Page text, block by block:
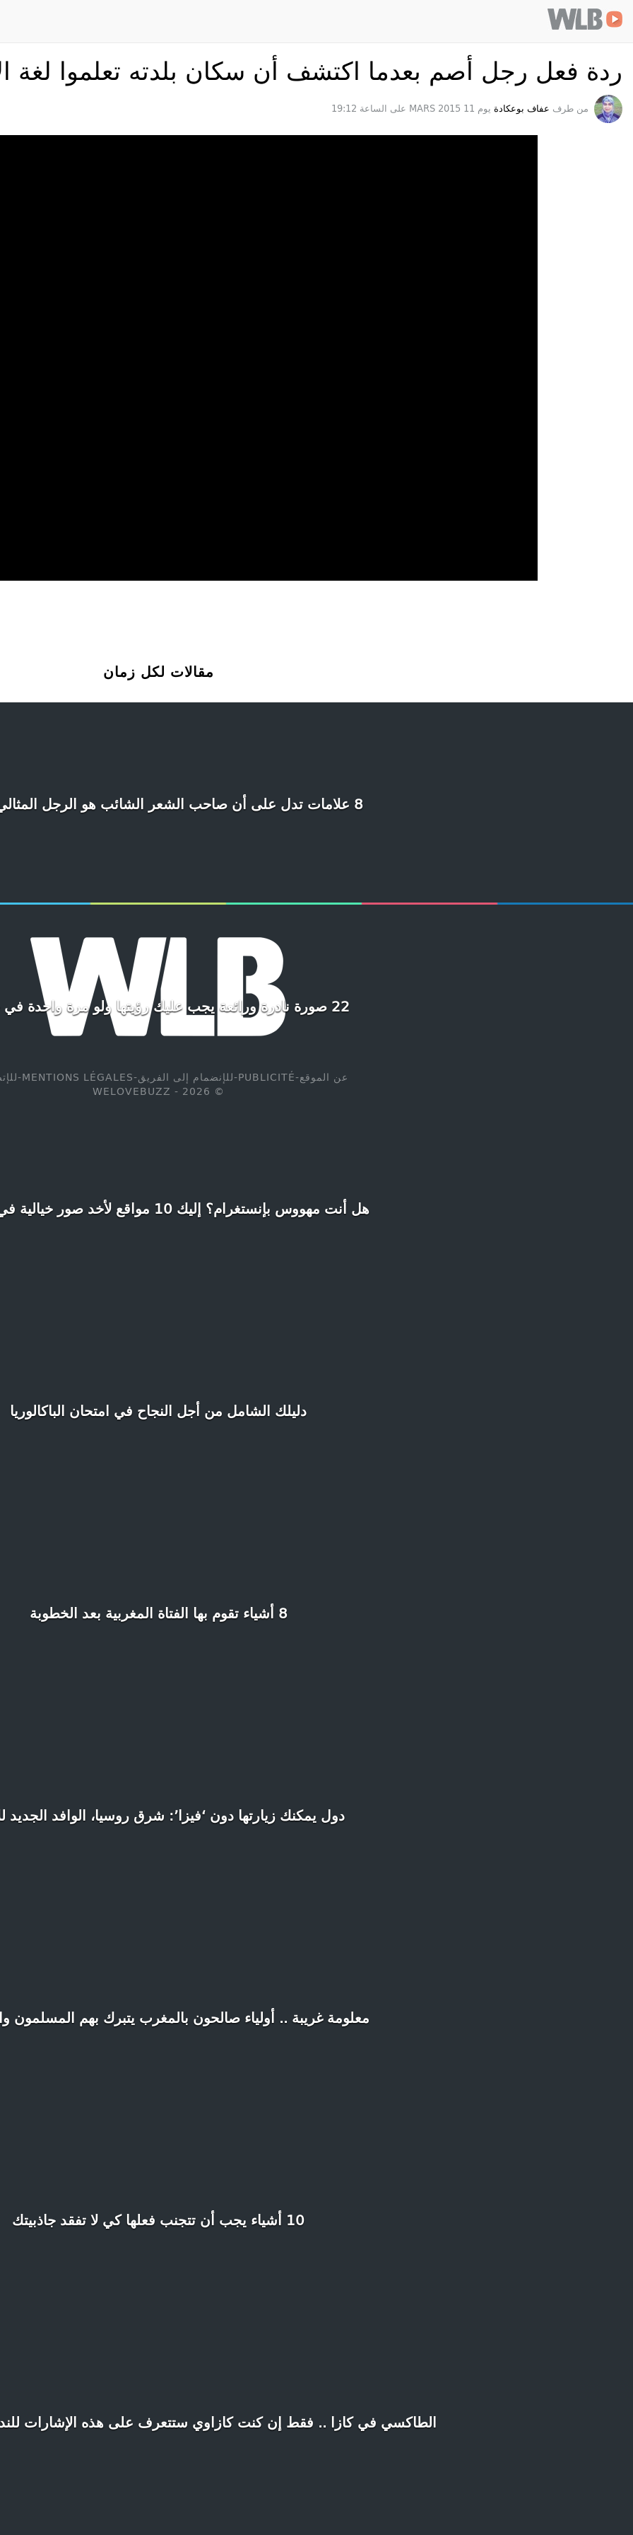
stream: HTTP request failed! HTTP/1.1 400 Bad Request in /home/welovebu/ar/wp-content/themes/wlb/functions.php on line 296
ردة فعل رجل أصم بعدما اكتشف أن سكان بلدته تعلموا لغة
من طرف عفاف بوعكادة يوم 11 MARS 2015 على الساعة 19:12
مقالات لكل زمان
8 علامات تدل على أن صاحب الشعر الشائب هو الرجل المثالي للزواج
22 صورة نادرة ورائعة يجب عليك رؤيتها ولو مرة واحدة في حياتك
هل أنت مهووس بإنستغرام؟ إليك 10 مواقع لأخد صور خيالية في مراكش
دليلك الشامل من أجل النجاح في امتحان الباكالوريا
8 أشياء تقوم بها الفتاة المغربية بعد الخطوبة
دول يمكنك زيارتها دون ‘فيزا’: شرق روسيا، الوافد الجديد
معلومة غريبة .. أولياء صالحون بالمغرب يتبرك بهم المسلمون
10 أشياء يجب أن تتجنب فعلها كي لا تفقد جاذبيتك
الطاكسي في كازا .. فقط إن كنت كازاوي ستتعرف على هذه الإشارات
عن الموقع-
PUBLICITÉ
-للإنضمام إلى الفريق-
MENTIONS LÉGALES
-
© WELOVEBUZZ - 2026